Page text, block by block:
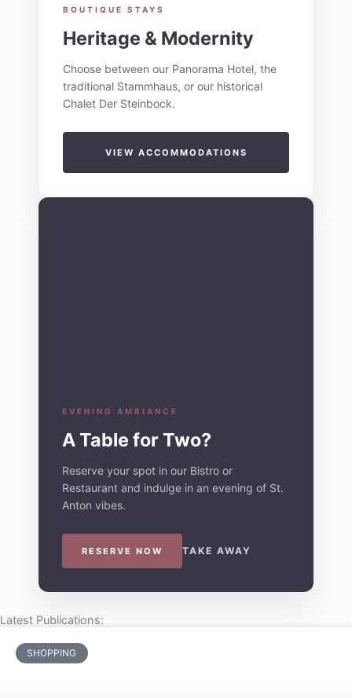
BOUTIQUE STAYS
Heritage & Modernity
Choose between our Panorama Hotel, the
traditional Stammhaus, or our historical
Chalet Der Steinbock.
VIEW ACCOMMODATIONS
EVENING AMBIANCE
A Table for Two?
Reserve your spot in our Bistro or
Restaurant and indulge in an evening of St.
Anton vibes.
RESERVE NOW TAKE AWAY
Latest Publications:
SHOPPING